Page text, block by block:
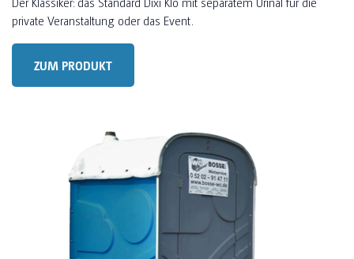
private Veranstaltung oder das Event.
ZUM PRODUKT